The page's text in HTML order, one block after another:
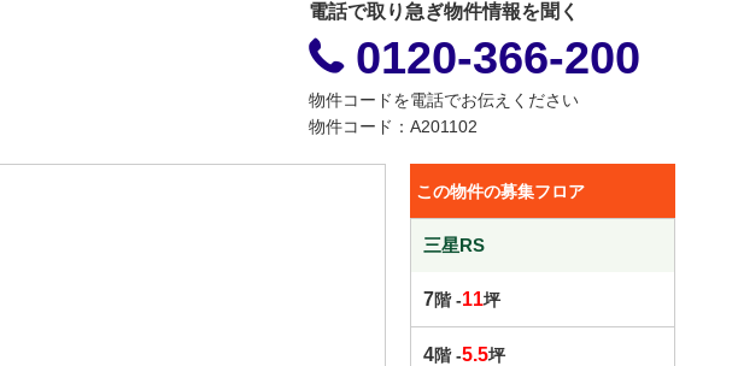
電話で取り急ぎ物件情報を聞く
0120-366-200
物件コードを電話でお伝えください
物件コード：A201102
この物件の募集フロア
三星RS
7階 -11坪
4階 -5.5坪